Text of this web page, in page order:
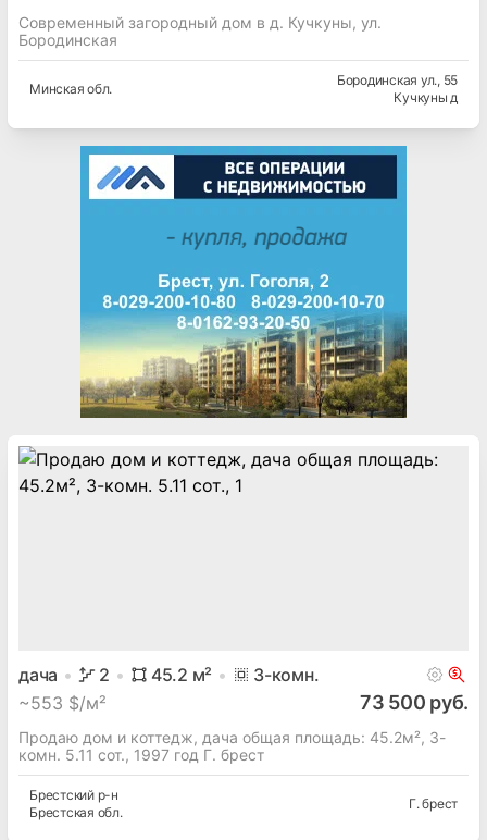
Современный загородный дом в д. Кучкуны, ул.
Бородинская
Минская обл.
Бородинская ул., 55
Кучкуны д
дача 2 45.2 м² 3-комн.
~553 $/м² 73 500 руб.
Продаю дом и коттедж, дача общая площадь: 45.2м², 3-
комн. 5.11 сот., 1997 год Г. брест
Брестский р-н
Брестская обл.
Г. брест